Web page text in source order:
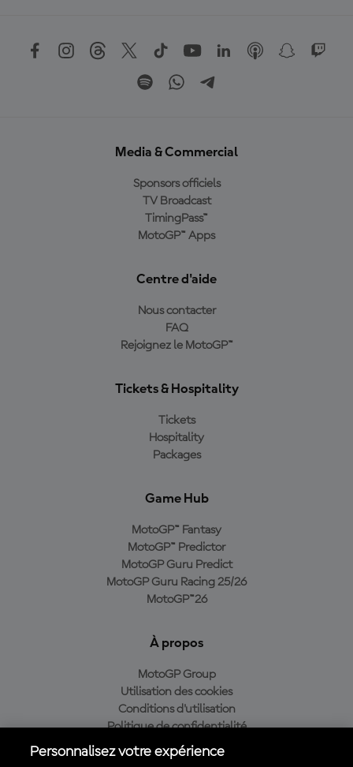
Media & Commercial
Sponsors officiels
TV Broadcast
TimingPass™
MotoGP™ Apps
Centre d'aide
Nous contacter
FAQ
Rejoignez le MotoGP™
Tickets & Hospitality
Tickets
Hospitality
Packages
Game Hub
MotoGP™ Fantasy
MotoGP™ Predictor
MotoGP Guru Predict
MotoGP Guru Racing 25/26
MotoGP™26
À propos
MotoGP Group
Utilisation des cookies
Conditions d'utilisation
Politique de confidentialité
Politique d’achat
Personnalisez votre expérience